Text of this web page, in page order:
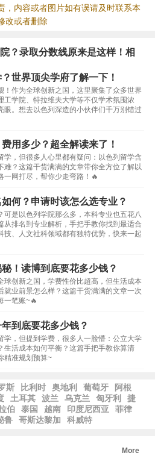
，内容或者图片如有误请及时联系本
改或者删除
？录取分数线原来是这样！相
世界顶尖学府了解一下！
！作为全球创新之国，这里聚集了众多世界
工学院、特拉维夫大学等不仅学术氛围浓
眼。想去以色列深造的小伙伴们千万别错过
用多少？超全解读来了！
学，但很多人心里都有疑问：以色列留学含
难？这篇干货满满的文章带你全方位了解以
一网打尽，帮你少走弯路！🔥
何？申请时该怎么选专业？
可是以色列学院那么多，本科专业也五花八
从排名到专业解析，手把手教你找到最适合
技、人文社科领域都有独特优势，快来一起
！读博到底要花多少钱？
球创新之国，学费性价比超高，但生活成本
就业前景怎么样？这篇干货满满的文章一次
一笔账~🔥
到底要花多少钱？
学，但提到学费，很多人一脸懵：公立大学
生活成本如何平衡？这篇手把手教你算清
精准规划预算~
斯 比利时 奥地利 葡萄牙
阿根
土耳其 波兰 乌克兰 匈牙利
捷
伯 泰国 越南 印度尼西亚
菲律
鲁 哥斯达黎加 科威特
More